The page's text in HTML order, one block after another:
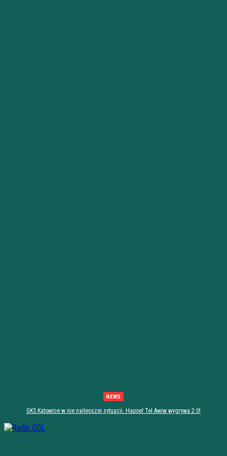
NEWS
GKS Katowice w nie najleoszej sytuacji. Hapoel Tel Awiw wygrywa 2:0!